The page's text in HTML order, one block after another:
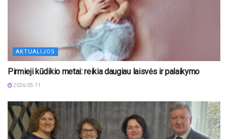
AKTUALIJOS
Pirmieji kūdikio metai: reikia daugiau laisvės ir palaikymo
2026-05-11